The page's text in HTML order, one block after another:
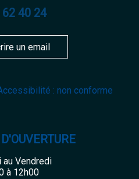
40 24
un email
: non conforme
au Vendredi
à 12h00